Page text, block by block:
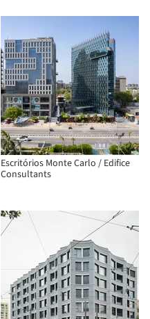
Escritórios Monte Carlo / Edifice
Consultants